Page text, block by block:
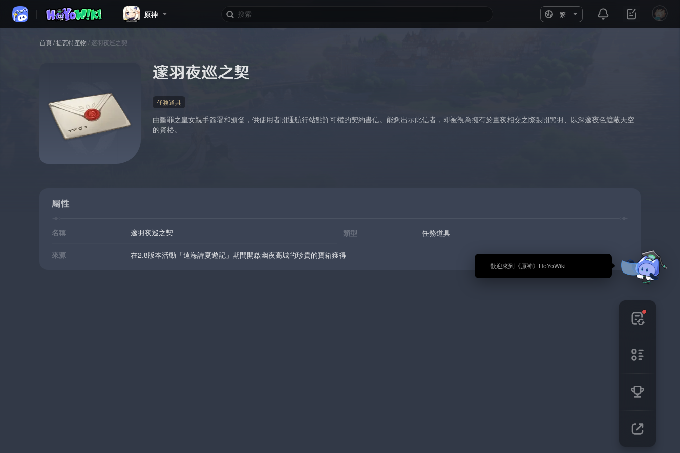
原神 繁
🎉 歡迎來到《原神》HoYoWiki
首頁/提瓦特產物 / 邃羽夜巡之契
邃羽夜巡之契
任務道具
由斷罪之皇女親手簽署和頒發，供使用者開通航行站點許可權的契約書信。能夠出示此信者，即被視為擁有於晝夜相交之際張開黑羽、以深邃夜色遮蔽天空
的資格。
屬性
名稱 邃羽夜巡之契 類型 任務道具
來源 在2.8版本活動「遠海詩夏遊記」期間開啟幽夜高城的珍貴的寶箱獲得